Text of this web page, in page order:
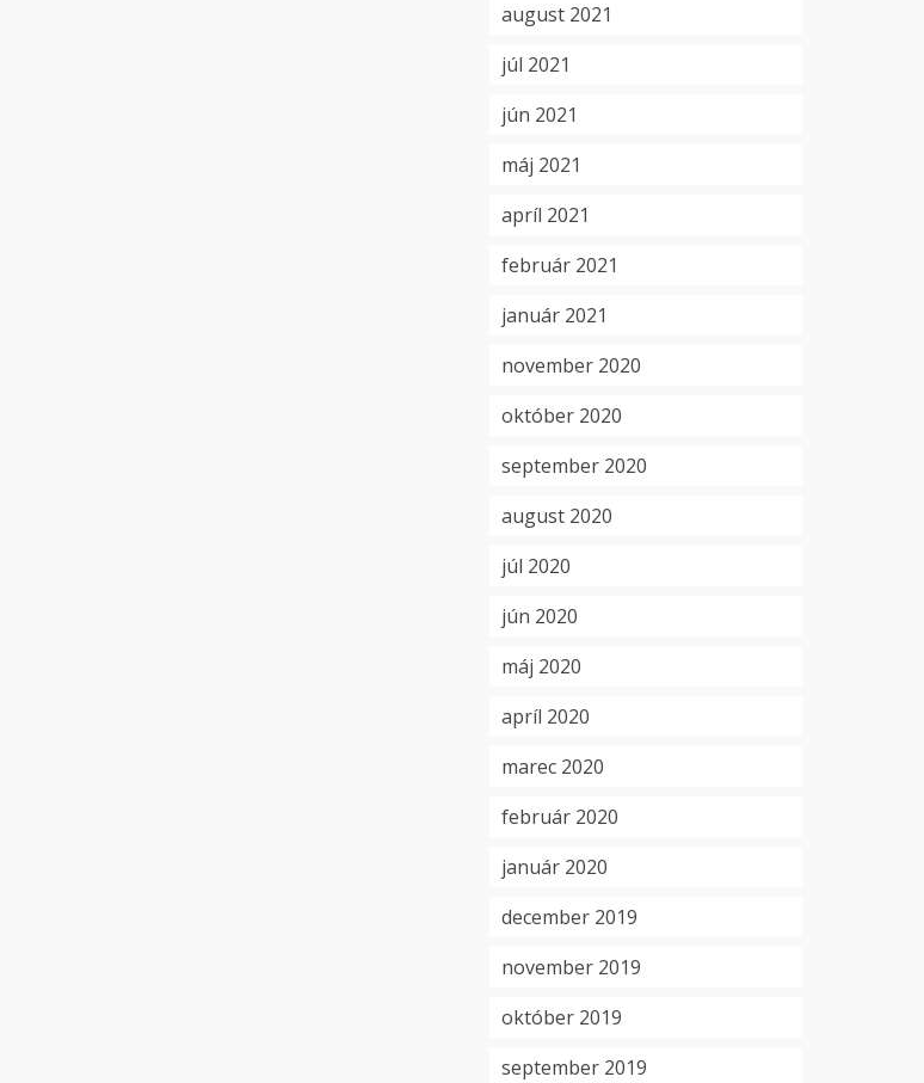
august 2021
júl 2021
jún 2021
máj 2021
apríl 2021
február 2021
január 2021
november 2020
október 2020
september 2020
august 2020
júl 2020
jún 2020
máj 2020
apríl 2020
marec 2020
február 2020
január 2020
december 2019
november 2019
október 2019
september 2019